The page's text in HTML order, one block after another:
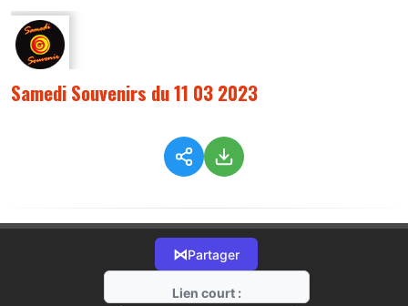
Samedi Souvenirs du 11 03 2023
⋈Partager
Lien court :